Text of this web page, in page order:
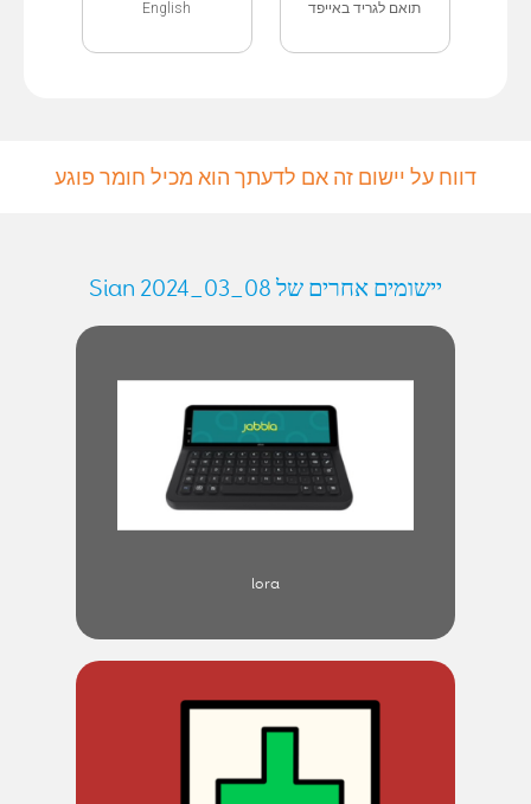
תואם לגריד באייפד English
דווח על יישום זה אם לדעתך הוא מכיל חומר פוגע
יישומים אחרים של Sian 2024_03_08
lora